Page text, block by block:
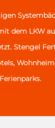
dem LKW
Stengel